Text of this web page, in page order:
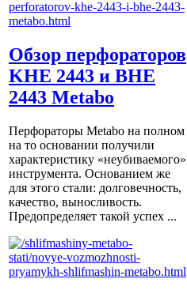
Обзор перфораторов
KHE 2443 и BHE
2443 Metabo
Перфораторы Metabo на полном
на то основании получили
характеристику «неубиваемого»
инструмента. Основанием же
для этого стали: долговечность,
качество, выносливость.
Предопределяет такой успех ...